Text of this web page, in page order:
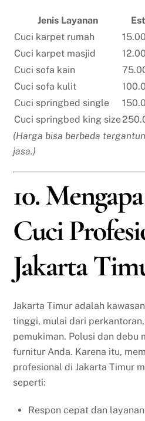
Jenis Layanan
Cuci karpet rumah
Cuci karpet masjid
Cuci sofa kain
Cuci sofa kulit
Cuci springbed single
Cuci springbed king size
(Harga bisa berbeda
jasa.)
10.
Cuci
Jakarta
Jakarta Timur adalah
tinggi, mulai dari
pemukiman. Polusi dan debu
furnitur Anda. Karena itu,
profesional di Jakarta Timur
seperti:
Respon cepat dan